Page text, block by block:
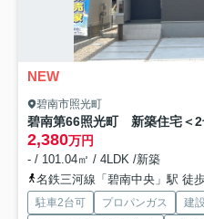
NEW
碧南市照光町
碧南第66照光町 新築住宅＜2
2,380万円
- / 101.04㎡ / 4LDK /新築
名鉄三河線「碧南中央」駅 徒
駐車2台可 プロパンガス
建